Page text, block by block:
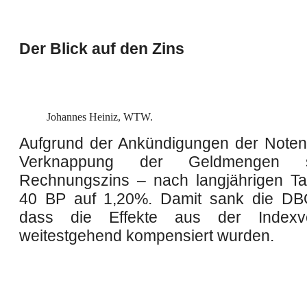
Der Blick auf den Zins
Johannes Heiniz, WTW.
Aufgrund der Ankündigungen der
Verknappung der
Rechnungszins – nach langjährigen
40 BP auf 1,20%. Damit sank die
dass die Effekte aus der
weitestgehend kompensiert wurden.